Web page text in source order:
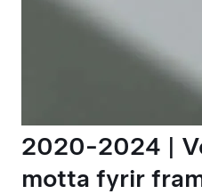
2020-2024 |
motta fyrir